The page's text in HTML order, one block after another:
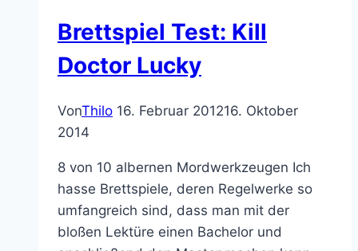
spiele-
offensive.de!
Brettspiel Test: Kill
Doctor Lucky
VonThilo 16. Februar 201216. Oktober
2014
8 von 10 albernen Mordwerkzeugen Ich
hasse Brettspiele, deren Regelwerke so
umfangreich sind, dass man mit der
bloßen Lektüre einen Bachelor und